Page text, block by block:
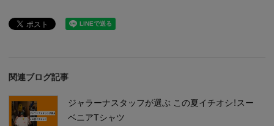
関連ブログ記事
ジャラーナスタッフが選ぶ この夏イチオシ！スー
ベニアTシャツ